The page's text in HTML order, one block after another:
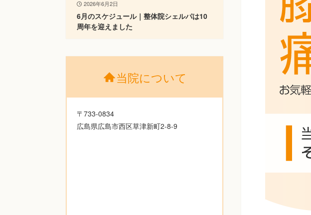
2026年6月2日
6月のスケジュール｜整体院シェルパは10
周年を迎えました
当院について
〒733-0834
広島県広島市西区草津新町2-8-9